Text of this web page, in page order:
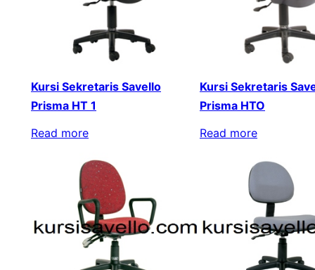
Kursi Sekretaris Savello
Prisma HT 1
Read more
Kursi Sekretaris
Prisma HTO
Read more